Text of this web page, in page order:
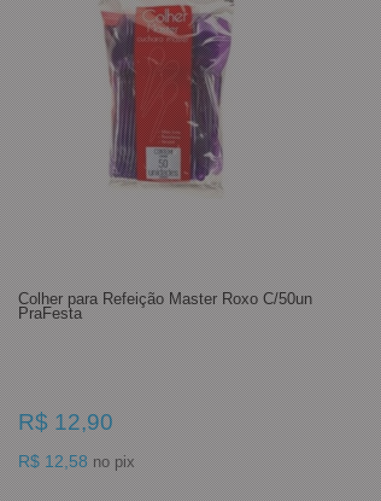
Colher para Refeição Master Roxo C/50un
PraFesta
R$ 12,90
R$ 12,58 no pix